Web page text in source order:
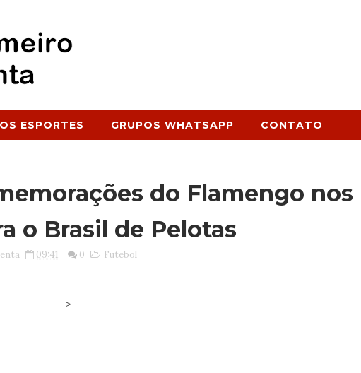
ESPORTES GRUPOS WHATSAPP CONTATO
do Flamengo nos
o Brasil de Pelotas
09:41 0 Futebol
>